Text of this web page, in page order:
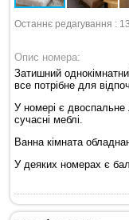
Останнє редагування :
Опис номера:
Затишний
все потрібне для
У номері є двоспальне
сучасні меблі.
Ванна кімната
У деяких номерах є